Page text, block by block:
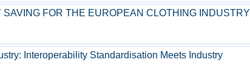
FOR THE EUROPEAN CLOTHING INDUSTRY
Interoperability Standardisation Meets Industry